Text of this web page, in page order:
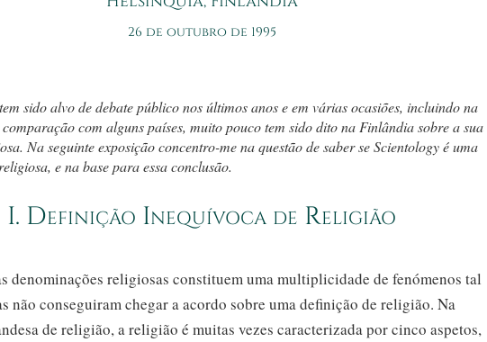
26 de outubro de 1995
sido alvo de debate público nos últimos anos e em várias ocasiões, incluindo na
com alguns países, muito pouco tem sido dito na Finlândia sobre a sua
Na seguinte exposiçãoconcentro-mena questão de saber se Scientology é uma
e na base para essa conclusão.
I. Definição Inequívoca de Religião
denominações religiosas constituem uma multiplicidade de fenómenos tal
não conseguiram chegar a acordo sobre uma definição de religião. Na
de religião, a religião é muitas vezes caracterizada por cinco aspetos,